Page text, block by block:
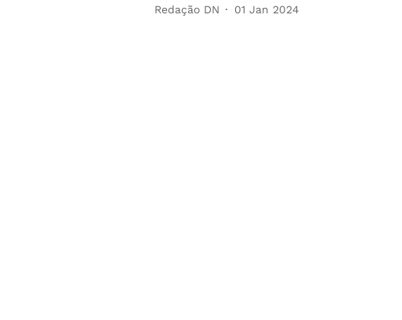
Redação DN 01 Jan 2024